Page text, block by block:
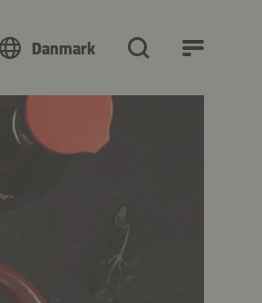
Danmark